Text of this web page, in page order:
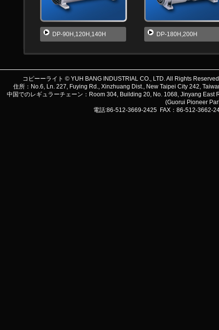
DP-90H,120H,140H DP-180H,200H
コピーーライト © YUH BANG INDUSTRIAL CO., LTD. All Rights
住所：No.6, Ln. 227, Fuying Rd., Xinzhuang Dist., New Taipei City 242,
中国でのレギュラーチェーン：Room 304, Building 20, No. 1068, Jinyang
(Guorui Pioneer
電話:86-512-3669-2425 FAX：86-512-3662-